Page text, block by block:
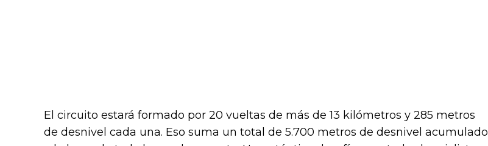
El circuito estará formado por 20 vueltas de más de 13 kilómetros y 285 metros
de desnivel cada una. Eso suma un total de 5.700 metros de desnivel acumulado